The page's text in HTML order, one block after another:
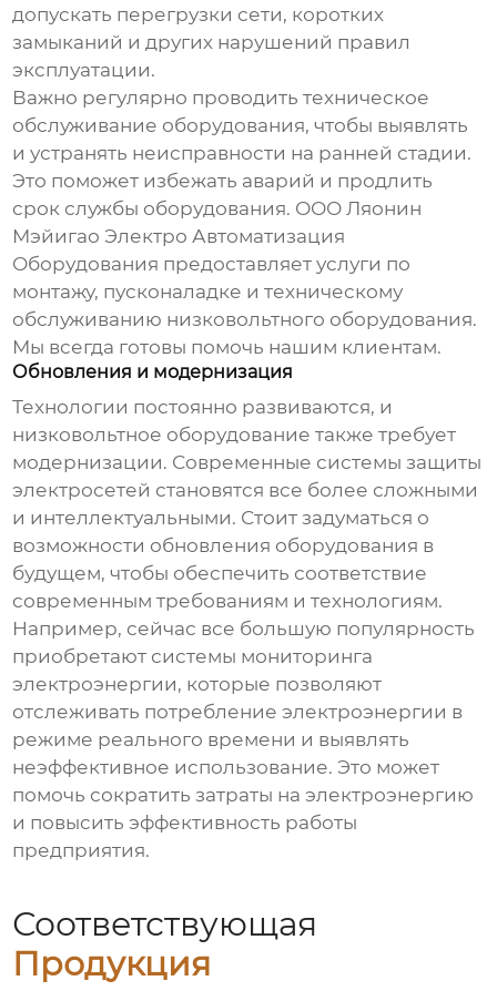
допускать перегрузки сети, коротких
замыканий и других нарушений правил
эксплуатации.
Важно регулярно проводить техническое
обслуживание оборудования, чтобы выявлять
и устранять неисправности на ранней стадии.
Это поможет избежать аварий и продлить
срок службы оборудования. ООО Ляонин
Мэйигао Электро Автоматизация
Оборудования предоставляет услуги по
монтажу, пусконаладке и техническому
обслуживанию низковольтного оборудования.
Мы всегда готовы помочь нашим клиентам.
Обновления и модернизация
Технологии постоянно развиваются, и
низковольтное оборудование также требует
модернизации. Современные системы защиты
электросетей становятся все более сложными
и интеллектуальными. Стоит задуматься о
возможности обновления оборудования в
будущем, чтобы обеспечить соответствие
современным требованиям и технологиям.
Например, сейчас все большую популярность
приобретают системы мониторинга
электроэнергии, которые позволяют
отслеживать потребление электроэнергии в
режиме реального времени и выявлять
неэффективное использование. Это может
помочь сократить затраты на электроэнергию
и повысить эффективность работы
предприятия.
Соответствующая
Продукция